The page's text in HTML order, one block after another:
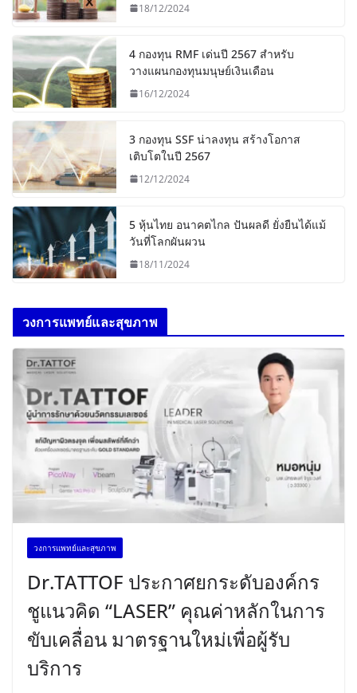
18/12/2024
4 กองทุน RMF เด่นปี 2567 สำหรับ
วางแผนกองทุนมนุษย์เงินเดือน
16/12/2024
3 กองทุน SSF น่าลงทุน สร้างโอกาส
เติบโตในปี 2567
12/12/2024
5 หุ้นไทย อนาคตไกล ปันผลดี ยั่งยืนได้แม้
วันที่โลกผันผวน
18/11/2024
วงการแพทย์และสุขภาพ
วงการแพทย์และสุขภาพ
Dr.TATTOF ประกาศยกระดับองค์กร
ชูแนวคิด “LASER” คุณค่าหลักในการ
ขับเคลื่อน มาตรฐานใหม่เพื่อผู้รับ
บริการ